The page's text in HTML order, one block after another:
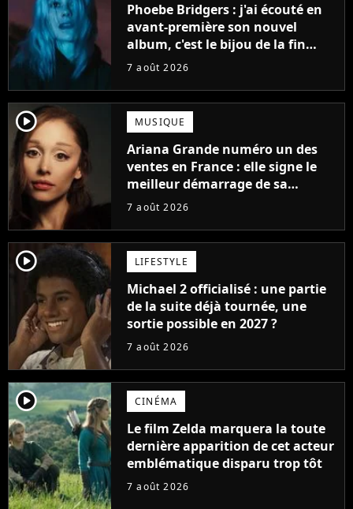
Phoebe Bridgers : j'ai écouté en
avant-première son nouvel
album, c'est le bijou de la fin
d'été
7 août 2026
player2 MUSIQUE
Ariana Grande numéro un des
ventes en France : elle signe le
meilleur démarrage de sa
carrière avec son album Petal
7 août 2026
player2 LIFESTYLE
Michael 2 officialisé : une partie
de la suite déjà tournée, une
sortie possible en 2027 ?
7 août 2026
player2 CINÉMA
Le film Zelda marquera la toute
dernière apparition de cet acteur
emblématique disparu trop tôt
7 août 2026